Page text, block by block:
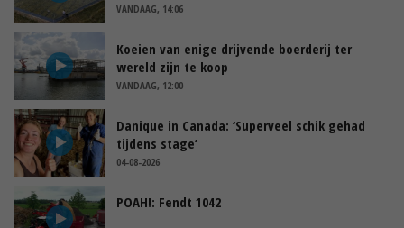
VANDAAG, 14:06
Koeien van enige drijvende boerderij ter
wereld zijn te koop
VANDAAG, 12:00
Danique in Canada: ‘Superveel schik gehad
tijdens stage’
04-08-2026
POAH!: Fendt 1042